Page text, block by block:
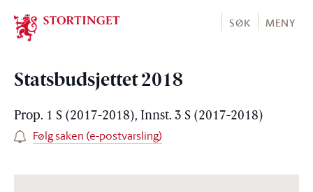
Stortinget.no
SØK MENY
Statsbudsjettet 2018
Prop. 1 S (2017-2018), Innst. 3 S (2017-2018)
Følg saken (e-postvarsling)